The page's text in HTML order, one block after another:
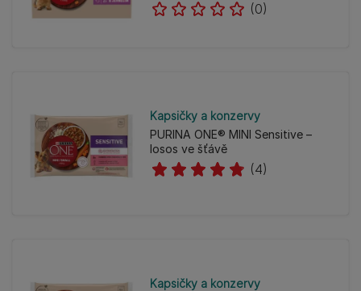
(0)
Kapsičky a konzervy
PURINA ONE® MINI Sensitive –
losos ve šťávě
(4)
Kapsičky a konzervy